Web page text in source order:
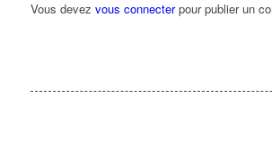
Vous devez vous connecterpour publier un